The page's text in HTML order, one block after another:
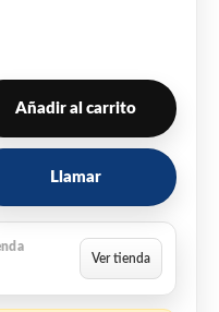
Añadir al carrito
Llamar